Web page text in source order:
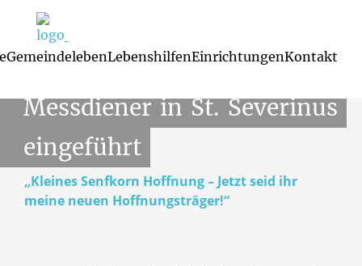
GemeindelebenLebenshilfenEinrichtungenKontakt
Messdiener
Messdiener in St. Severinus
eingeführt
„Kleines Senfkorn Hoffnung – Jetzt seid ihr
meine neuen Hoffnungsträger!“